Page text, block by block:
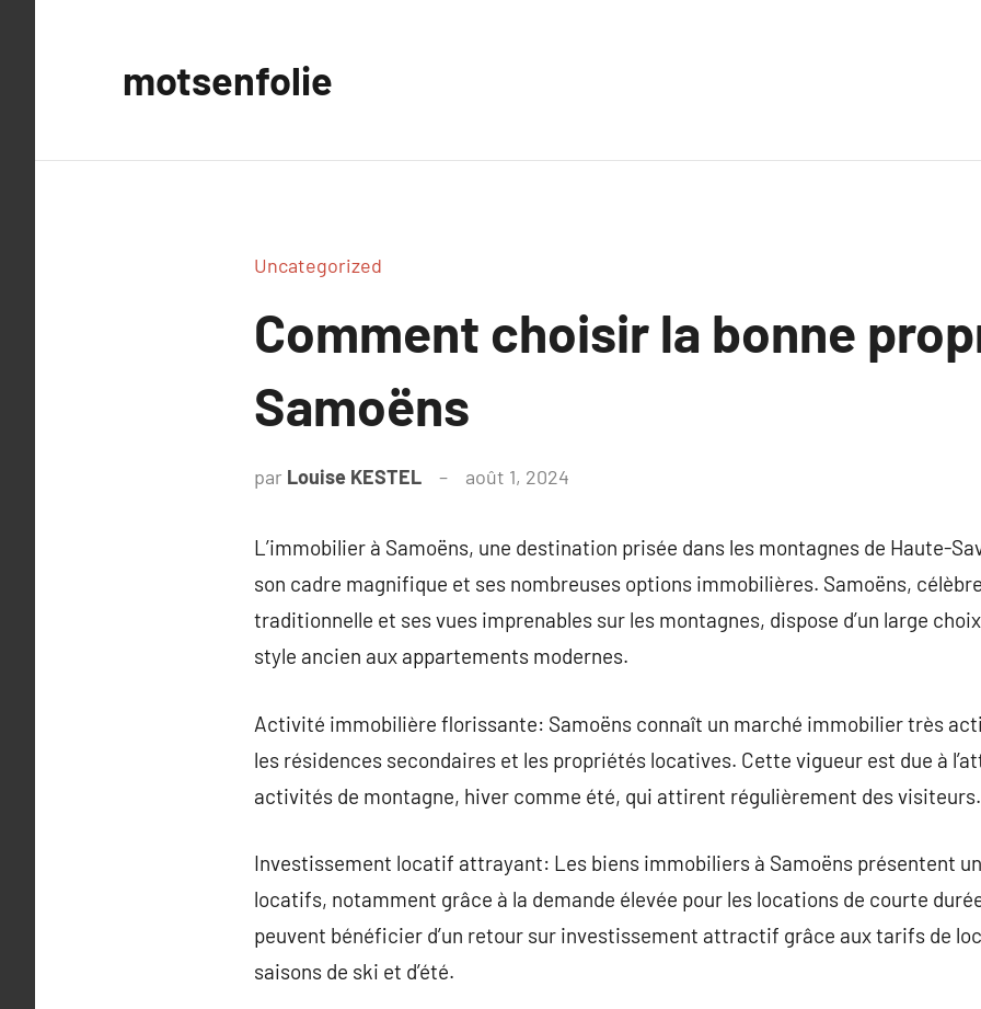
motsenfolie
Uncategorized
Comment choisir la bonne
Samoëns
par Louise KESTEL août 1, 2024
L’immobilier à Samoëns, une destination prisée dans les montagnes de Haute-
son cadre magnifique et ses nombreuses options immobilières. Samoëns,
traditionnelle et ses vues imprenables sur les montagnes, dispose d’un large
style ancien aux appartements modernes.
Activité immobilière florissante: Samoëns connaît un marché immobilier très
les résidences secondaires et les propriétés locatives. Cette vigueur est due à
activités de montagne, hiver comme été, qui attirent régulièrement des visiteurs.
Investissement locatif attrayant: Les biens immobiliers à Samoëns présentent
locatifs, notamment grâce à la demande élevée pour les locations de courte
peuvent bénéficier d’un retour sur investissement attractif grâce aux tarifs de
saisons de ski et d’été.